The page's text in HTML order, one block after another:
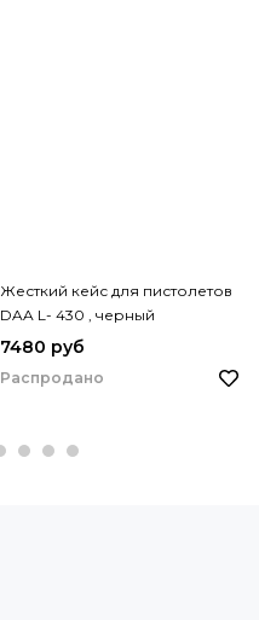
Жесткий кейс для пистолетов
DAA L- 430 , черный
7480 руб
Распродано